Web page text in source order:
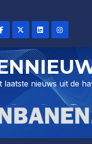
laatste nieuws uit de